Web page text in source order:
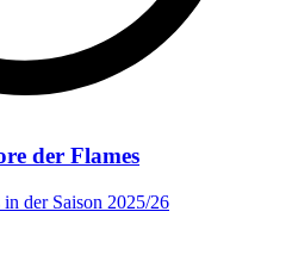
der Flames
der Saison 2025/26